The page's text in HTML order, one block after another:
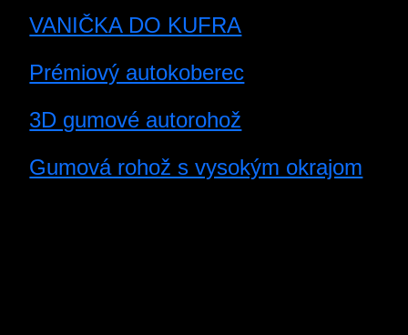
VANIČKA DO KUFRA
Prémiový autokoberec
3D gumové autorohož
Gumová rohož s vysokým okrajom